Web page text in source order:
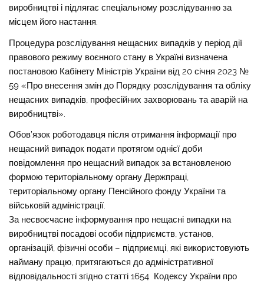
виробництві і підлягає спеціальному розслідуванню за
місцем його настання.
Процедура розслідування нещасних випадків у період дії
правового режиму воєнного стану в Україні визначена
постановою Кабінету Міністрів України від 20 січня 2023 №
59 «Про внесення змін до Порядку розслідування та обліку
нещасних випадків, професійних захворювань та аварій на
виробництві».
Обов’язок роботодавця після отримання інформації про
нещасний випадок подати протягом однієї доби
повідомлення про нещасний випадок за встановленою
формою територіальному органу Держпраці,
територіальному органу Пенсійного фонду України та
військовій адміністрації.
За несвоєчасне інформування про нещасні випадки на
виробництві посадові особи підприємств, установ,
організацій, фізичні особи – підприємці, які використовують
найману працю, притягаються до адміністративної
відповідальності згідно статті 1654 Кодексу України про